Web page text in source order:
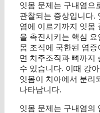
잇몸 문제는 구내염으
관찰되는 증상입니다.
염에 이르기까지 잇몸
을 촉진시키는 핵심
몸 조직에 국한된 염
면 치주조직과 뼈까지
수 있습니다. 이때 강
잇몸이 치아에서 분리
나타납니다.
잇몸 문제는 구내염의